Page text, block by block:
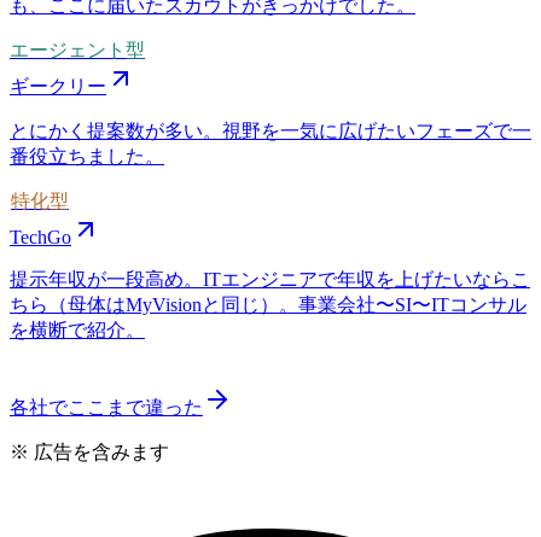
も、ここに届いたスカウトがきっかけでした。
エージェント型
ギークリー
とにかく提案数が多い。視野を一気に広げたいフェーズで一
番役立ちました。
特化型
TechGo
提示年収が一段高め。ITエンジニアで年収を上げたいならこ
ちら（母体はMyVisionと同じ）。事業会社〜SI〜ITコンサル
を横断で紹介。
各社でここまで違った
※ 広告を含みます